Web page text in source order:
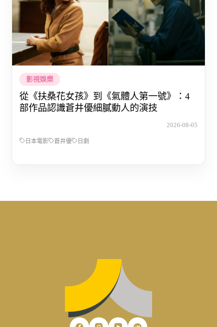
影視娛樂
從《扶桑花女孩》到《氣體人第一號》：4
部作品認識蒼井優細膩動人的演技
2026-08-05
日本電影 蒼井優 日劇